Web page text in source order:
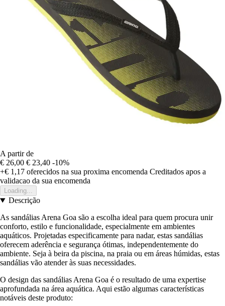
A partir de
€ 26,00 € 23,40 -10%
+€ 1,17 oferecidos na sua proxima encomenda Creditados apos a
validacao da sua encomenda
Loading...
Descrição
As sandálias Arena Goa são a escolha ideal para quem procura unir
conforto, estilo e funcionalidade, especialmente em ambientes
aquáticos. Projetadas especificamente para nadar, estas sandálias
oferecem aderência e segurança ótimas, independentemente do
ambiente. Seja à beira da piscina, na praia ou em áreas húmidas, estas
sandálias vão atender às suas necessidades.
O design das sandálias Arena Goa é o resultado de uma expertise
aprofundada na área aquática. Aqui estão algumas características
notáveis deste produto: